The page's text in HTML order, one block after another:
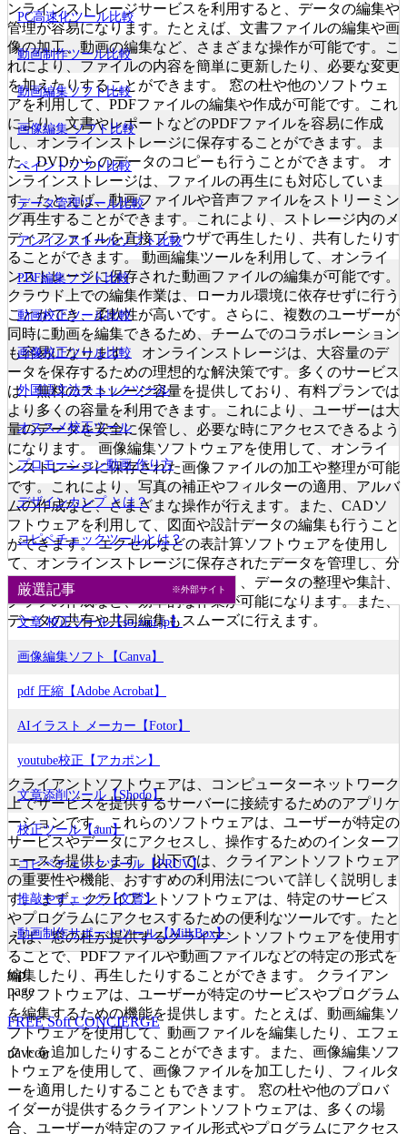
ンラインストレージサービスを利用すると、データの編集や
管理が容易になります。たとえば、文書ファイルの編集や画
像の加工、動画の編集など、さまざまな操作が可能です。こ
れにより、ファイルの内容を簡単に更新したり、必要な変更
を加えたりすることができます。 窓の杜や他のソフトウェ
アを利用して、PDFファイルの編集や作成が可能です。これ
により、文書やレポートなどのPDFファイルを容易に作成
し、オンラインストレージに保存することができます。ま
た、DVDからのデータのコピーも行うことができます。 オ
ンラインストレージは、ファイルの再生にも対応していま
す。たとえば、動画ファイルや音声ファイルをストリーミン
グ再生することができます。これにより、ストレージ内のメ
ディアファイルを直接ブラウザで再生したり、共有したりす
ることができます。 動画編集ツールを利用して、オンライ
ンストレージに保存された動画ファイルの編集が可能です。
クラウド上での編集作業は、ローカル環境に依存せずに行う
ことができ、柔軟性が高いです。さらに、複数のユーザーが
同時に動画を編集できるため、チームでのコラボレーション
も容易になります。 オンラインストレージは、大容量のデ
ータを保存するための理想的な解決策です。多くのサービス
は、無料のストレージ容量を提供しており、有料プランでは
より多くの容量を利用できます。これにより、ユーザーは大
量のデータを安全に保管し、必要な時にアクセスできるよう
になります。 画像編集ソフトウェアを使用して、オンライ
ンストレージに保存された画像ファイルの加工や整理が可能
です。これにより、写真の補正やフィルターの適用、アルバ
ムの作成など、さまざまな操作が行えます。また、CADソ
フトウェアを利用して、図面や設計データの編集も行うこと
ができます。 エクセルなどの表計算ソフトウェアを使用し
て、オンラインストレージに保存されたデータを管理し、分
析することができます。これにより、データの整理や集計、
グラフの作成など、効率的な作業が可能になります。また、
データの共有や共同編集もスムーズに行えます。
クライアントソフトウェアは、コンピューターネットワーク
上でサービスを提供するサーバーに接続するためのアプリケ
ーションです。これらのソフトウェアは、ユーザーが特定の
サービスやデータにアクセスし、操作するためのインターフ
ェースを提供します。以下では、クライアントソフトウェア
の重要性や機能、おすすめの利用法について詳しく説明しま
す。 まず、クライアントソフトウェアは、特定のサービス
やプログラムにアクセスするための便利なツールです。たと
えば、窓の杜が提供するクライアントソフトウェアを使用す
ることで、PDFファイルや動画ファイルなどの特定の形式を
編集したり、再生したりすることができます。 クライアン
トソフトウェアは、ユーザーが特定のサービスやプログラム
を編集するための機能を提供します。たとえば、動画編集ソ
フトウェアを使用して、動画ファイルを編集したり、エフェ
クトを追加したりすることができます。また、画像編集ソフ
トウェアを使用して、画像ファイルを加工したり、フィルタ
ーを適用したりすることもできます。 窓の杜や他のプロバ
イダーが提供するクライアントソフトウェアは、多くの場
合、ユーザーが特定のファイル形式やプログラムにアクセス
PC高速化ツール比較
動画制作ツール比較
動画編集ソフト比較
画像編集 ソフト比較
ペイントソフト比較
データ管理ツール比較
アンインストールソフト比較
PDF編集ソフト比較
動画校正ツール比較
画像校正ツール比較
外国語文法チェックツール
オススメ校正ツール
プロモーション動画 作り方
デザインカンプ とは？
コピペチェックツールとは？
厳選記事 ※外部サイト
文章 校正ツール【so-zou.jp】
画像編集ソフト【Canva】
pdf 圧縮【Adobe Acrobat】
AIイラスト メーカー【Fotor】
youtube校正【アカポン】
文章添削ツール【Shodo】
校正ツール【aun】
コピペチェックツール【PRUV】
推敲やチェック【文賢】
動画制作サポートツール【MilkBox】
top
page
FREE Soft CONCIERGE
navcon